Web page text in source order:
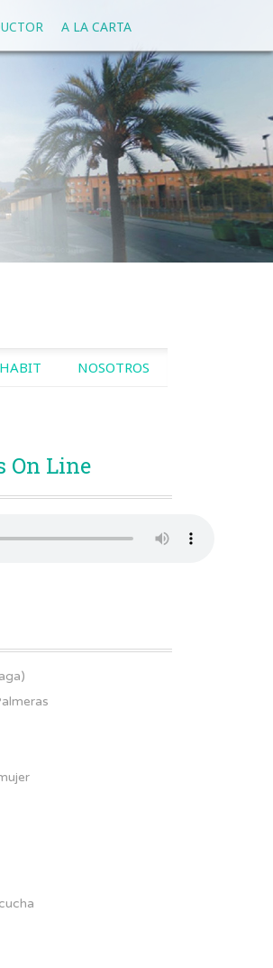
A LA CARTA
NOSOTROS
On Line